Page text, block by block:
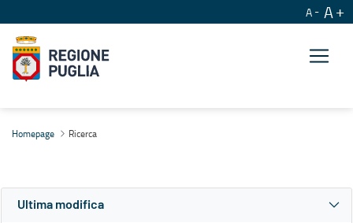
A A
Homepage Ricerca
Ultima modifica